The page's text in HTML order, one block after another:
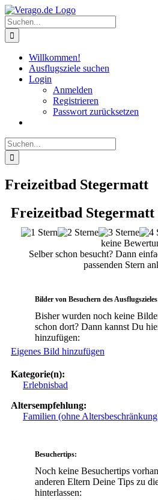
Zum
Inhalt
springen
Suche
nach:
Willkommen!
Ausflugsziele suchen
Login
Anmelden
Registrieren
Passwort zurücksetzen
Suche
nach:
Freizeitbad Stegermatt
Freizeitbad Stegermatt
keine
Selber schon besucht? Dann
passenden Stern
Bilder von Besuchern des
Bisher wurden noch keine
schon dort? Dann kannst Du
hinzufügen:
Eigenes Bild hinzufügen
Kategorie(n):
Erlebnisbad
Altersempfehlung:
Familien (ohne
Besuchertips:
Noch keine Besuchertips
anderen Eltern Deine Tips zu
hinterlassen: